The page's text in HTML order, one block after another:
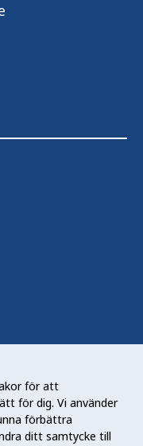
för att
för dig. Vi använder
förbättra
ditt samtycke till
en nationell
för en bättre